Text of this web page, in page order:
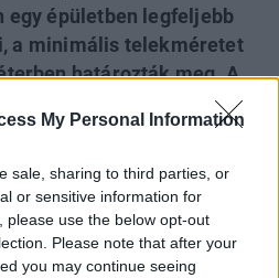
My Personal Information
sale, sharing to third parties, or
or sensitive information for
please use the below opt-out
Please note that after your
you may continue seeing
egy épületben legfeljebb
a minimális telekméretet
határozták meg. A
kerületi képviselő-testület,
jóváhagyta. A korábbi
szabályozás azonban a
igazodó,
tesz lehetővé.